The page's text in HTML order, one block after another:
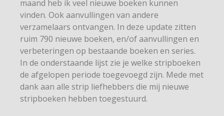
maand heb ik veel nieuwe boeken kunnen
vinden. Ook aanvullingen van andere
verzamelaars ontvangen. In deze update zitten
ruim 790 nieuwe boeken, en/of aanvullingen en
verbeteringen op bestaande boeken en series.
In de onderstaande lijst zie je welke stripboeken
de afgelopen periode toegevoegd zijn. Mede met
dank aan alle strip liefhebbers die mij nieuwe
stripboeken hebben toegestuurd.